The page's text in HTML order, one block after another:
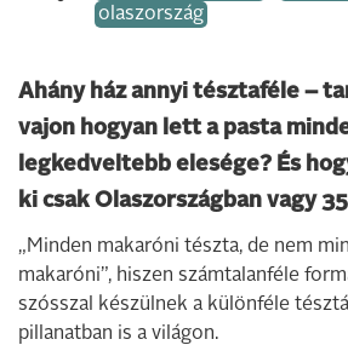
olaszország
Ahány ház annyi tésztaféle –
vajon hogyan lett a pasta
legkedveltebb elesége? És
ki csak Olaszországban vagy
„Minden makaróni tészta, de nem
makaróni”, hiszen számtalanféle
szósszal készülnek a különféle
pillanatban is a világon.